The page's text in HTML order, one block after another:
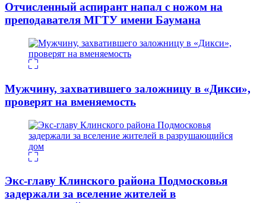
Отчисленный аспирант напал с ножом на
преподавателя МГТУ имени Баумана
Мужчину, захватившего заложницу в «Дикси»,
проверят на вменяемость
Экс-главу Клинского района Подмосковья
задержали за вселение жителей в